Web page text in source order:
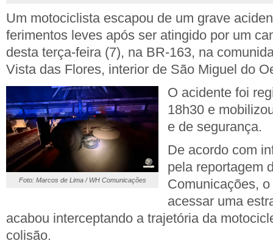
Um motociclista escapou de um grave
ferimentos leves após ser atingido por um
desta terça-feira (7), na BR-163, na
Vista das Flores, interior de São Miguel do
Foto: Marcos de Lima / WH Comunicações
O acidente foi
18h30 e
e de segurança.
De acordo com
pela reportagem
Comunicações,
acessar uma
acabou interceptando a trajetória da
colisão.